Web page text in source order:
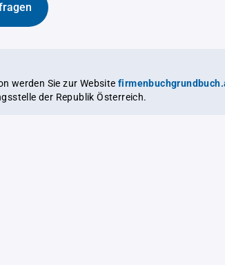
werden Sie zur Website
der Republik Österreich.